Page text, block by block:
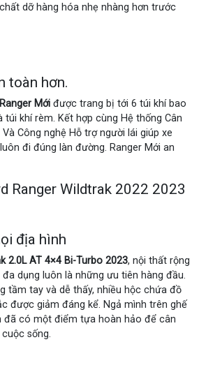
dỡ hàng hóa nhẹ nhàng hơn trước
toàn hơn.
Ranger Mới được trang bị tới 6 túi khí bao
túi khí rèm. Kết hợp cùng Hệ thống Cân
Công nghệ Hỗ trợ người lái giúp xe
đi đúng làn đường. Ranger Mới an
địa hình
2.0L AT 4×4 Bi-Turbo 2023, nội thất rộng
dụng luôn là những ưu tiên hàng đầu.
tầm tay và dễ thấy, nhiều hộc chứa đồ
được giảm đáng kể. Ngả mình trên ghế
đã có một điểm tựa hoàn hảo để cân
sống.